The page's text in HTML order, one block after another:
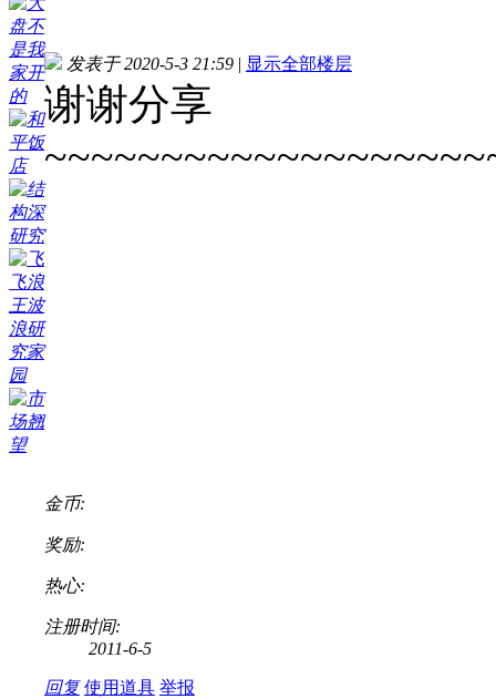
发表于 2020-5-3 21:59 | 显示全部楼层
谢谢分享
金币:
奖励:
热心:
注册时间:
2011-6-5
回复 使用道具 举报